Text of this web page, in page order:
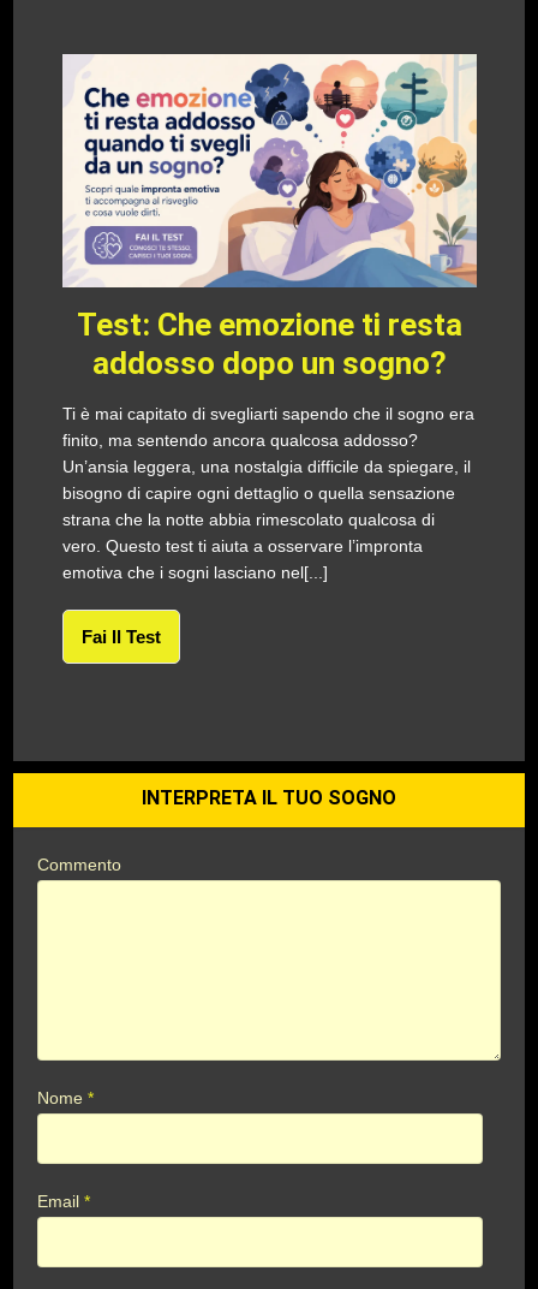
Test: Che emozione ti resta
addosso dopo un sogno?
Ti è mai capitato di svegliarti sapendo che il sogno era
finito, ma sentendo ancora qualcosa addosso?
Un’ansia leggera, una nostalgia difficile da spiegare, il
bisogno di capire ogni dettaglio o quella sensazione
strana che la notte abbia rimescolato qualcosa di
vero. Questo test ti aiuta a osservare l’impronta
emotiva che i sogni lasciano nel[...]
Fai Il Test
INTERPRETA IL TUO SOGNO
Commento
Nome*
Email*